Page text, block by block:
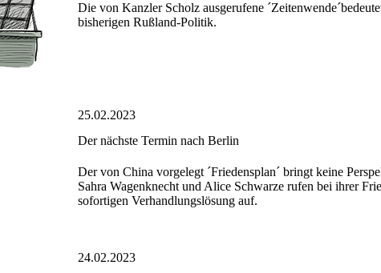
Die von Kanzler Scholz ausgerufene
bisherigen Rußland-Politik.
25.02.2023
Der nächste Termin nach Berlin
Der von China vorgelegt ´Friedensplan´ bringt keine
Sahra Wagenknecht und Alice Schwarze rufen bei ihrer
sofortigen Verhandlungslösung auf.
24.02.2023